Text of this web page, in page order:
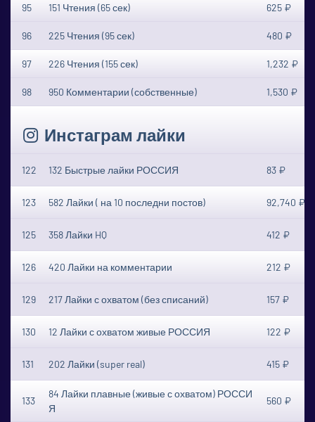
95 151 Чтения (65 сек) 625 ₽
96 225 Чтения (95 сек) 480 ₽
97 226 Чтения (155 сек) 1,232 ₽
98 950 Комментарии (собственные) 1,530 ₽
Инстаграм лайки
122 132 Быстрые лайки РОССИЯ 83 ₽
123 582 Лайки ( на 10 последни постов) 92,740 ₽
125 358 Лайки HQ 412 ₽
126 420 Лайки на комментарии 212 ₽
129 217 Лайки с охватом (без списаний) 157 ₽
130 12 Лайки с охватом живые РОССИЯ 122 ₽
131 202 Лайки (super real) 415 ₽
133
84 Лайки плавные (живые с охватом) РОССИ
Я
560 ₽